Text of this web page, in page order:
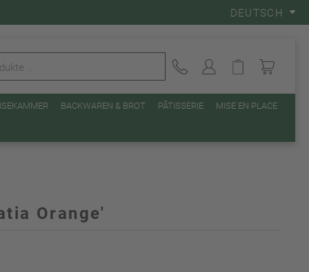
DEUTSCH
BACKWAREN & BROT PÂTISSERIE MISE EN PLACE
Orange'